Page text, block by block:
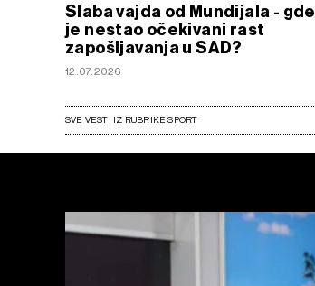
Slaba vajda od Mundijala - gde
je nestao očekivani rast
zapošljavanja u SAD?
12.07.2026
SVE VESTI IZ RUBRIKE SPORT